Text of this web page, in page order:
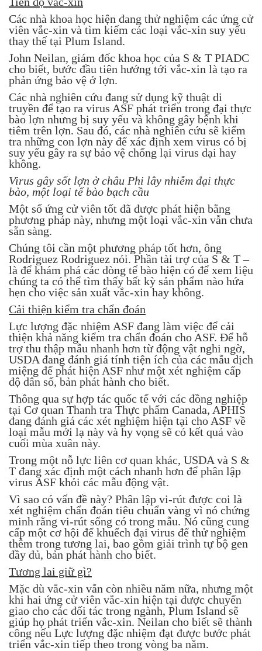
Các nhà khoa học hiện đang thử nghiệm các ứng cử
viên vắc-xin và tìm kiếm các loại vắc-xin suy yếu
thay thế tại Plum Island.
John Neilan, giám đốc khoa học của S & T PIADC
cho biết, bước đầu tiên hướng tới vắc-xin là tạo ra
phản ứng bảo vệ ở lợn.
Các nhà nghiên cứu đang sử dụng kỹ thuật di
truyền để tạo ra virus ASF phát triển trong đại thực
bào lợn nhưng bị suy yếu và không gây bệnh khi
tiêm trên lợn. Sau đó, các nhà nghiên cứu sẽ kiểm
tra những con lợn này để xác định xem virus có bị
suy yếu gây ra sự bảo vệ chống lại virus dại hay
không.
Virus gây sốt lợn ở châu Phi lây nhiễm đại thực
bào, một loại tế bào bạch cầu
Một số ứng cử viên tốt đã được phát hiện bằng
phương pháp này, nhưng một loại vắc-xin vẫn chưa
sẵn sàng.
Chúng tôi cần một phương pháp tốt hơn, ông
Rodriguez Rodriguez nói. Phần tài trợ của S & T –
là để khám phá các dòng tế bào hiện có để xem liệu
chúng ta có thể tìm thấy bất kỳ sản phẩm nào hứa
hẹn cho việc sản xuất vắc-xin hay không.
Cải thiện kiểm tra chẩn đoán
Lực lượng đặc nhiệm ASF đang làm việc để cải
thiện khả năng kiểm tra chẩn đoán cho ASF. Để hỗ
trợ thu thập mẫu nhanh hơn từ động vật nghi ngờ,
USDA đang đánh giá tính tiện ích của các mẫu dịch
miệng để phát hiện ASF như một xét nghiệm cấp
độ dân số, bản phát hành cho biết.
Thông qua sự hợp tác quốc tế với các đồng nghiệp
tại Cơ quan Thanh tra Thực phẩm Canada, APHIS
đang đánh giá các xét nghiệm hiện tại cho ASF về
loại mẫu mới lạ này và hy vọng sẽ có kết quả vào
cuối mùa xuân này.
Trong một nỗ lực liên cơ quan khác, USDA và S &
T đang xác định một cách nhanh hơn để phân lập
virus ASF khỏi các mẫu động vật.
Vì sao có vấn đề này? Phân lập vi-rút được coi là
xét nghiệm chẩn đoán tiêu chuẩn vàng vì nó chứng
minh rằng vi-rút sống có trong mẫu. Nó cũng cung
cấp một cơ hội để khuếch đại virus để thử nghiệm
thêm trong tương lai, bao gồm giải trình tự bộ gen
đầy đủ, bản phát hành cho biết.
Tương lai giữ gì?
Mặc dù vắc-xin vẫn còn nhiều năm nữa, nhưng một
khi hai ứng cử viên vắc-xin hiện tại được chuyển
giao cho các đối tác trong ngành, Plum Island sẽ
giúp họ phát triển vắc-xin. Neilan cho biết sẽ thành
công nếu Lực lượng đặc nhiệm đạt được bước phát
triển vắc-xin tiếp theo trong vòng ba năm.